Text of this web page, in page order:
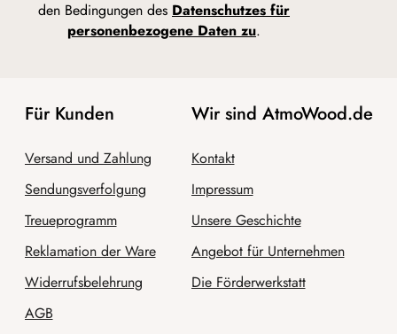
den Bedingungen des Datenschutzes für
personenbezogene Daten zu.
Für Kunden
Versand und Zahlung
Sendungsverfolgung
Treueprogramm
Reklamation der Ware
Widerrufsbelehrung
AGB
Wir sind AtmoWood.de
Kontakt
Impressum
Unsere Geschichte
Angebot für Unternehmen
Die Förderwerkstatt